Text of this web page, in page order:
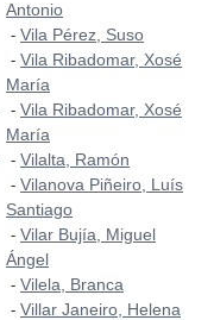
Antonio
- Vila Pérez, Suso
- Vila Ribadomar, Xosé
María
- Vila Ribadomar, Xosé
María
- Vilalta, Ramón
- Vilanova Piñeiro, Luís
Santiago
- Vilar Bujía, Miguel
Ángel
- Vilela, Branca
- Villar Janeiro, Helena